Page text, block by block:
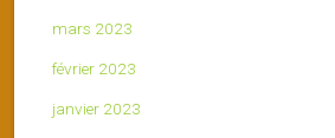
mars 2023
février 2023
janvier 2023